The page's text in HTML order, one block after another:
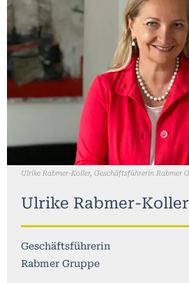
Ulrike Rabmer-Koller, Geschäftsführerin Rabmer
Ulrike Rabmer-Koller
Geschäftsführerin
Rabmer Gruppe